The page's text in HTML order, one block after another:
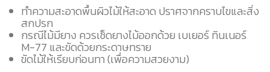
ทำความสะอาดพื้นผิวไม้ให้สะอาด ปราศจากคราบไขและสิ่ง
สกปรก
กรณีไม้มียาง ควรเช็ดยางไม้ออกด้วย เบเยอร์ ทินเนอร์
M-77 และขัดด้วยกระดาษทราย
ขัดไม้ให้เรียบก่อนทา (เพื่อความสวยงาม)